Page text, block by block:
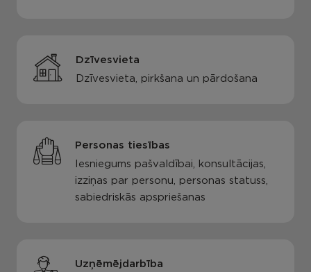
Dzīvesvieta
Dzīvesvieta, pirkšana un pārdošana
Personas tiesības
Iesniegums pašvaldībai, konsultācijas,
izziņas par personu, personas statuss,
sabiedriskās apspriešanas
Uzņēmējdarbība